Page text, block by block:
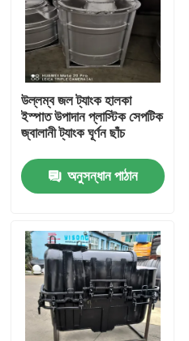
পণ্য
ভিডিও
উল্লম্ব জল ট্যাংক হালকা
ইস্পাত উপাদান প্লাস্টিক সেপটিক
জ্বালানী ট্যাংক ঘূর্ণন ছাঁচ
অনুসন্ধান পাঠান